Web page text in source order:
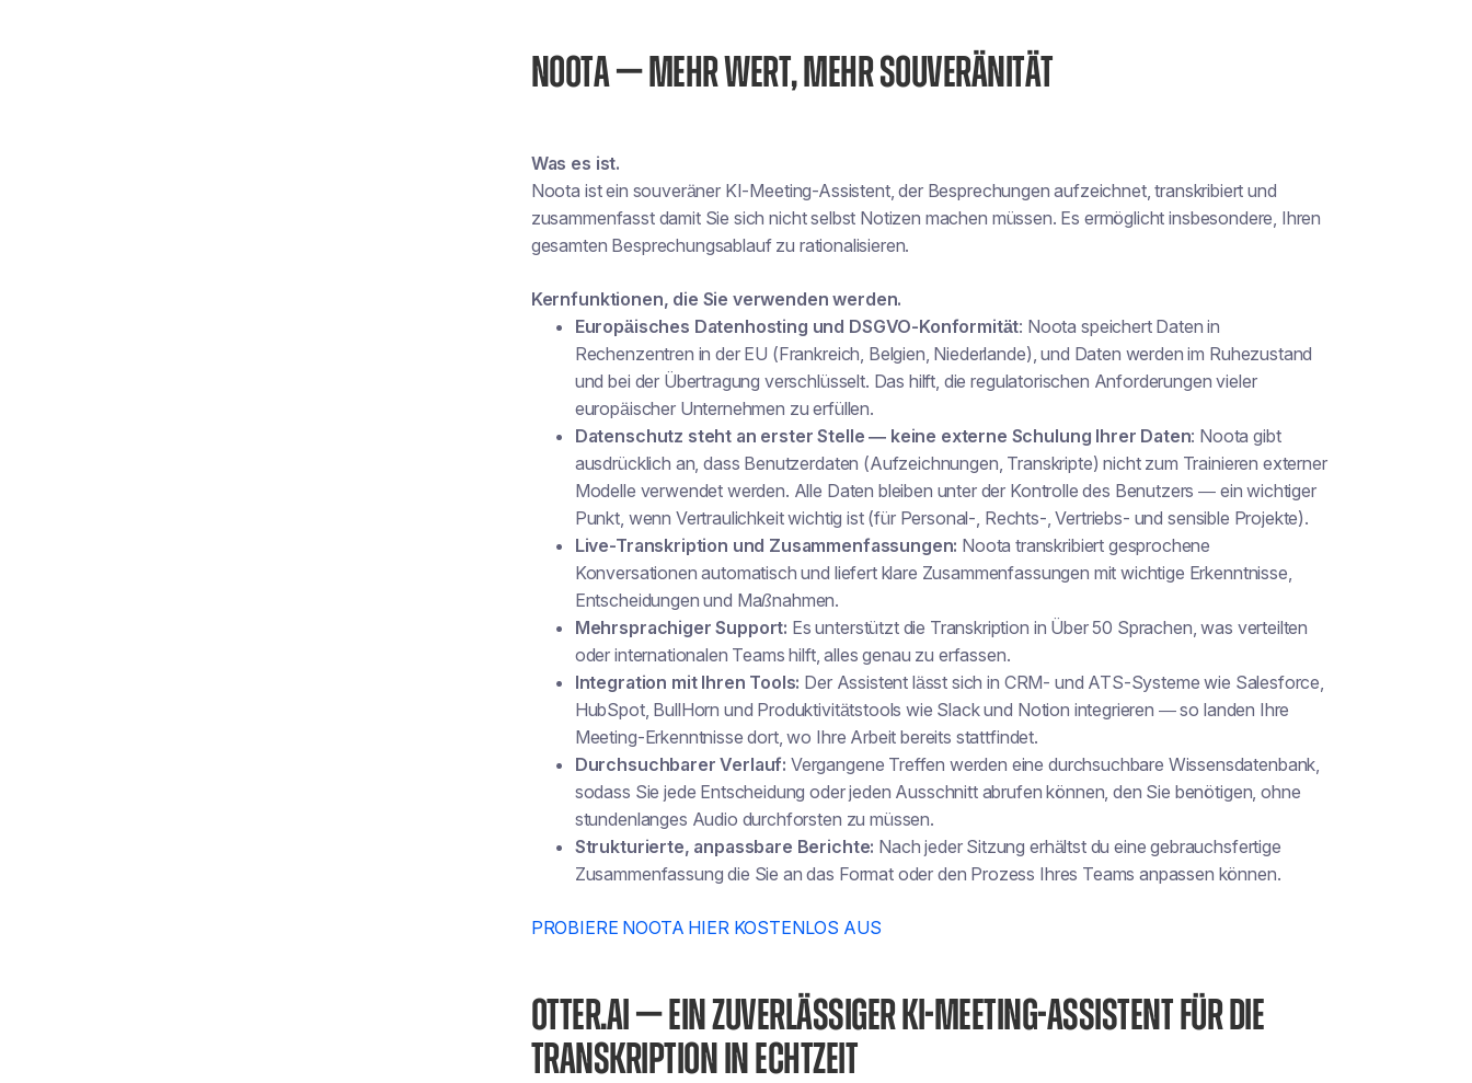
NOOTA — MEHR WERT, MEHR SOUVERÄNITÄT
Was es ist.
Noota ist ein souveräner KI-Meeting-Assistent, der Besprechungen aufzeichnet, transkribiert und
zusammenfasst damit Sie sich nicht selbst Notizen machen müssen. Es ermöglicht insbesondere, Ihren
gesamten Besprechungsablauf zu rationalisieren.
Kernfunktionen, die Sie verwenden werden.
Europäisches Datenhosting und DSGVO-Konformität: Noota speichert Daten in
Rechenzentren in der EU (Frankreich, Belgien, Niederlande), und Daten werden im Ruhezustand
und bei der Übertragung verschlüsselt. Das hilft, die regulatorischen Anforderungen vieler
europäischer Unternehmen zu erfüllen.
Datenschutz steht an erster Stelle — keine externe Schulung Ihrer Daten: Noota gibt
ausdrücklich an, dass Benutzerdaten (Aufzeichnungen, Transkripte) nicht zum Trainieren externer
Modelle verwendet werden. Alle Daten bleiben unter der Kontrolle des Benutzers — ein wichtiger
Punkt, wenn Vertraulichkeit wichtig ist (für Personal-, Rechts-, Vertriebs- und sensible Projekte).
Live-Transkription und Zusammenfassungen: Noota transkribiert gesprochene
Konversationen automatisch und liefert klare Zusammenfassungen mitwichtige Erkenntnisse,
Entscheidungen und Maßnahmen.
Mehrsprachiger Support: Es unterstützt die Transkription in Über 50 Sprachen, was verteilten
oder internationalen Teams hilft, alles genau zu erfassen.
Integration mit Ihren Tools: Der Assistent lässt sich in CRM- und ATS-Systeme wie Salesforce,
HubSpot, BullHorn und Produktivitätstools wie Slack und Notion integrieren — so landen Ihre
Meeting-Erkenntnisse dort, wo Ihre Arbeit bereits stattfindet.
Durchsuchbarer Verlauf: Vergangene Treffen werden eine durchsuchbare Wissensdatenbank,
sodass Sie jede Entscheidung oder jeden Ausschnitt abrufen können, den Sie benötigen, ohne
stundenlanges Audio durchforsten zu müssen.
Strukturierte, anpassbare Berichte: Nach jeder Sitzung erhältst du einegebrauchsfertige
Zusammenfassung die Sie an das Format oder den Prozess Ihres Teams anpassen können.
PROBIERE NOOTA HIER KOSTENLOS AUS
OTTER.AI — EIN ZUVERLÄSSIGER KI-MEETING-ASSISTENT FÜR DIE
TRANSKRIPTION IN ECHTZEIT